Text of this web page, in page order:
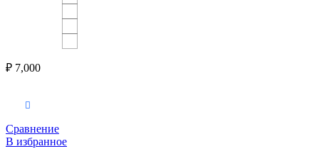
₽ 7,000
Сравнение
В избранное